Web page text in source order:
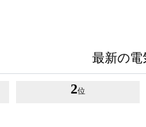
最新の電
2位